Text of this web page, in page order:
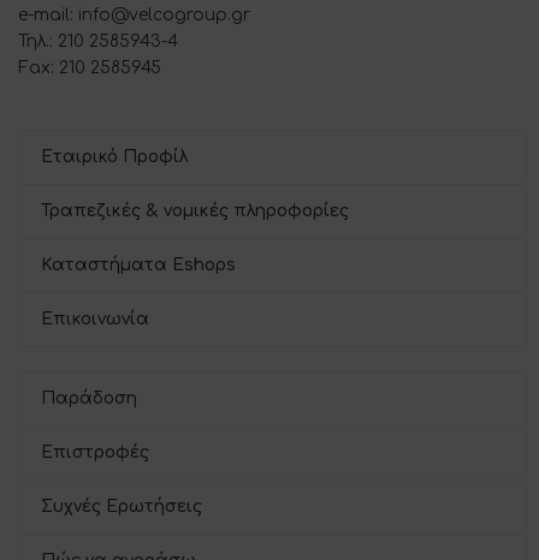
e-mail: info@velcogroup.gr
Τηλ.: 210 2585943-4
Fax: 210 2585945
Εταιρικό Προφίλ
Τραπεζικές & νομικές πληροφορίες
Καταστήματα Eshops
Επικοινωνία
Παράδοση
Επιστροφές
Συχνές Ερωτήσεις